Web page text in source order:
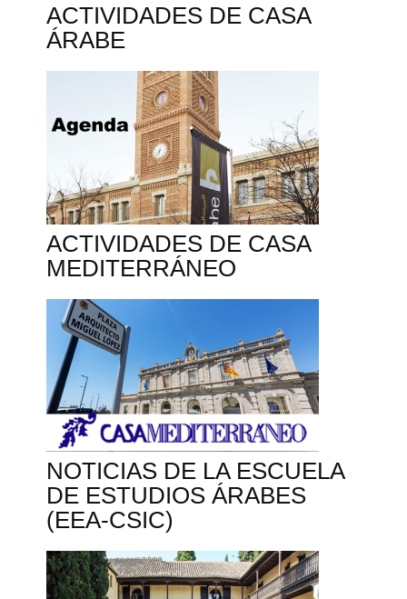
ACTIVIDADES DE CASA
ÁRABE
ACTIVIDADES DE CASA
MEDITERRÁNEO
NOTICIAS DE LA ESCUELA
DE ESTUDIOS ÁRABES
(EEA-CSIC)